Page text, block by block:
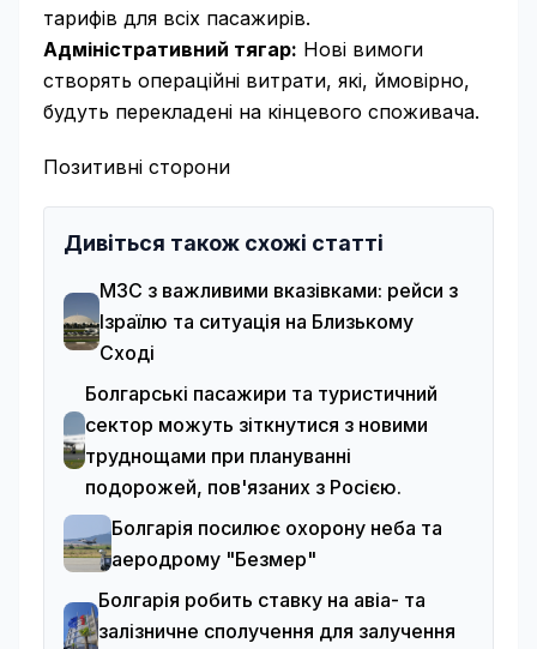
тарифів для всіх пасажирів.
Адміністративний тягар: Нові вимоги
створять операційні витрати, які, ймовірно,
будуть перекладені на кінцевого споживача.
Позитивні сторони
Дивіться також схожі статті
МЗС з важливими вказівками: рейси з
Ізраїлю та ситуація на Близькому
Сході
Болгарські пасажири та туристичний
сектор можуть зіткнутися з новими
труднощами при плануванні
подорожей, пов'язаних з Росією.
Болгарія посилює охорону неба та
аеродрому "Безмер"
Болгарія робить ставку на авіа- та
залізничне сполучення для залучення